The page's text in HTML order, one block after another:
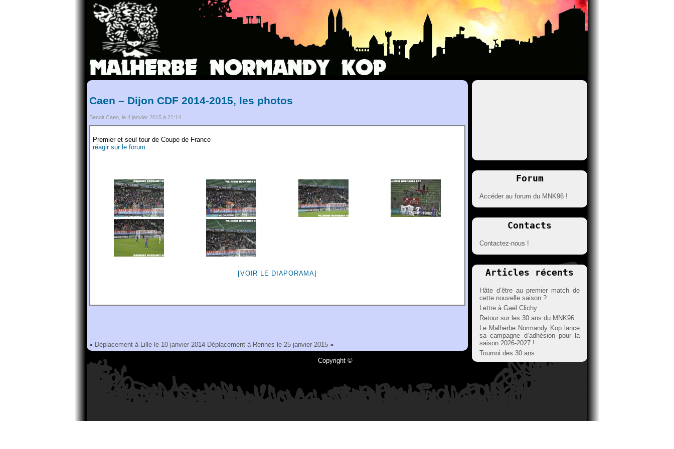
Caen – Dijon CDF 2014-2015, les photos
Benoit Caen, le 4 janvier 2015 à 21:14
Premier et seul tour de Coupe de France
réagir sur le forum
[VOIR LE DIAPORAMA]
« Déplacement à Lille le 10 janvier 2014 Déplacement à Rennes le 25 janvier 2015 »
Forum
Accéder au forum du MNK96 !
Contacts
Contactez-nous !
Articles récents
Hâte d’être au premier match de
cette nouvelle saison ?
Lettre à Gaël Clichy
Retour sur les 30 ans du MNK96
Le Malherbe Normandy Kop lance
sa campagne d’adhésion pour la
saison 2026-2027 !
Tournoi des 30 ans
Copyright ©